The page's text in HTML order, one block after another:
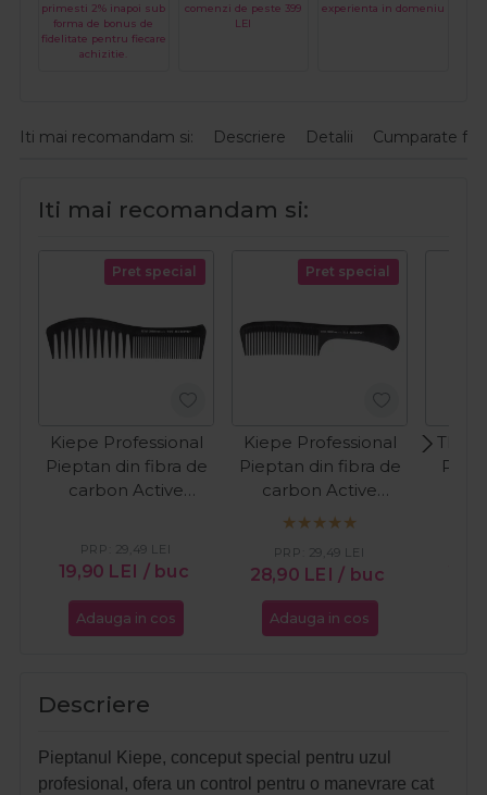
primesti 2% inapoi sub
forma de bonus de
fidelitate pentru fiecare
achizitie.
comenzi de peste 399
LEI
experienta in domeniu
Iti mai recomandam si: Descriere Detalii Cumparate
Iti mai recomandam si:
Pret special
Kiepe Professional
Pieptan din fibra de
carbon Active
19,90 LEI / buc
PRP: 29,49 LEI
Adauga in cos
Pret special
Kiepe Professional
Pieptan din fibra de
carbon Active
Carbon 511
28,90 LEI / buc
PRP: 29,49 LEI
Adauga in cos
The
Descriere
Pieptanul Kiepe, conceput special pentru uzul
profesional, ofera un control pentru o manevrare cat